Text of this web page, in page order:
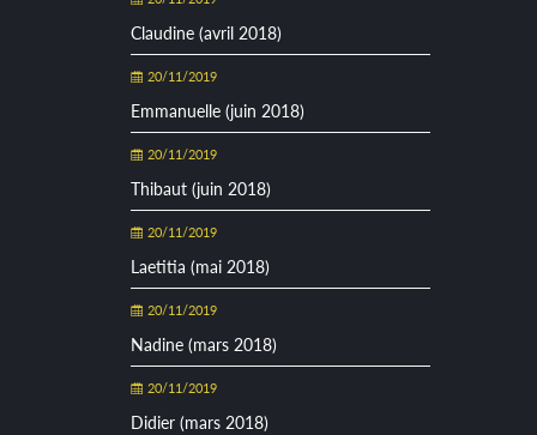
Claudine (avril 2018)
20/11/2019
Emmanuelle (juin 2018)
20/11/2019
Thibaut (juin 2018)
20/11/2019
Laetitia (mai 2018)
20/11/2019
Nadine (mars 2018)
20/11/2019
Didier (mars 2018)